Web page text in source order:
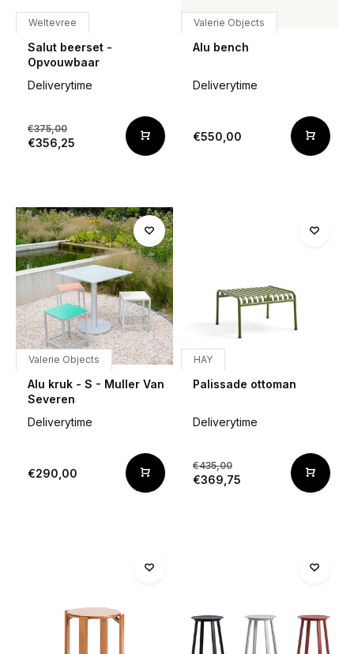
Weltevree
Salut beerset -
Opvouwbaar
Deliverytime
€375,00
€356,25
Valerie Objects
Alu bench
Deliverytime
€550,00
Valerie Objects
Alu kruk - S - Muller Van
Severen
Deliverytime
€290,00
HAY
Palissade ottoman
Deliverytime
€435,00
€369,75